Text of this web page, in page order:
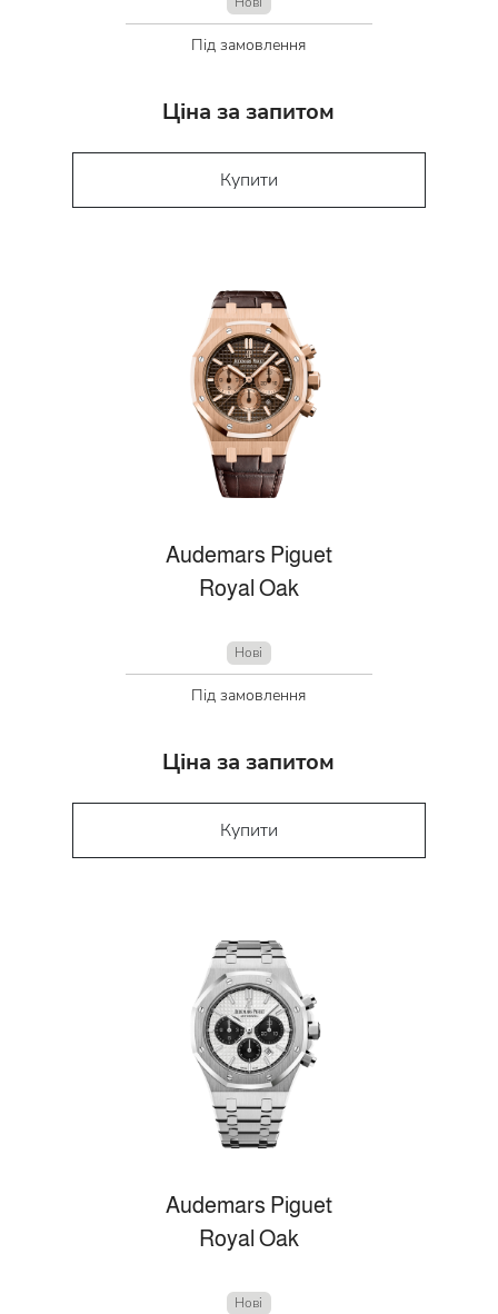
Під замовлення
Ціна за запитом
Купити
Audemars Piguet
Royal Oak
Нові
Під замовлення
Ціна за запитом
Купити
Audemars Piguet
Royal Oak
Нові